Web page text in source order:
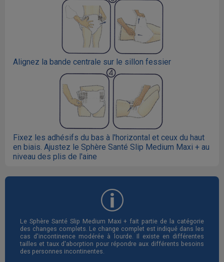
Alignez la bande centrale sur le sillon fessier
Fixez les adhésifs du bas à l'horizontal et ceux du haut
en biais. Ajustez le Sphère Santé Slip Medium Maxi + au
niveau des plis de l'aine
Le Sphère Santé Slip Medium Maxi + fait partie de la catégorie
des changes complets. Le change complet est indiqué dans les
cas d'incontinence modérée à lourde. Il existe en différentes
tailles et taux d'aborption pour répondre aux différents besoins
des personnes incontinentes.